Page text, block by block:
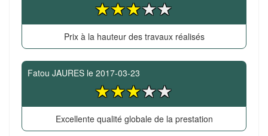
Prix à la hauteur des travaux réalisés
Fatou JAURES le 2017-03-23
Excellente qualité globale de la prestation